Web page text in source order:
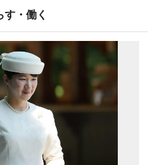
す・働く